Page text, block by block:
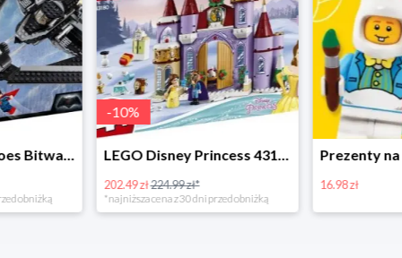
LEGO Super Heroes Bitwa powietrzna w super cenie
obniżką
-10%
LEGO Disney Princess 43180 Zimowe święto w zamku Belli
202.49 zł224.99 zł*
*najniższa cena z 30 dni przed obniżką
16.98 zł